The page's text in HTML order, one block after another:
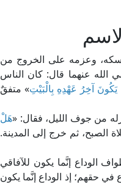
وعزمه على الخروج من
الله عنهما قال: كان الناس
آخِرُ عَهْدِهِ بِالْبَيْتِ» متفقٌ
من جوف الليل، فقال: «هَلْ
ثم خرج إلى المدينة.
الوداع إنَّما يكون للآفاقي
في حقهم؛ إذ الوداع إنَّما يكون